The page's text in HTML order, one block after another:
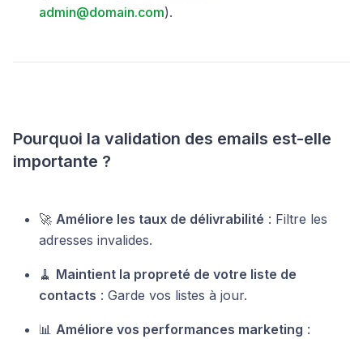
admin@domain.com).
Pourquoi la validation des emails est-elle
importante ?
🚀 Améliore les taux de délivrabilité : Filtre les
adresses invalides.
🧹 Maintient la propreté de votre liste de
contacts : Garde vos listes à jour.
📊 Améliore vos performances marketing :